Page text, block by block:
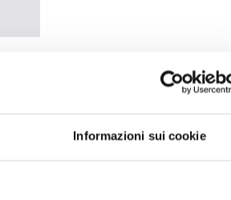
Informazioni sui cookie